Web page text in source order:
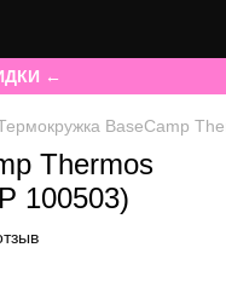
←
BaseCamp
Thermos
100503)